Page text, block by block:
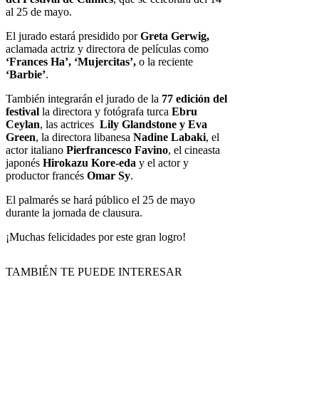
al 25 de mayo.
El jurado estará presidido porGreta Gerwig,
aclamada actriz y directora de películas como
‘Frances Ha’, ‘Mujercitas’, o la reciente
‘Barbie’.
También integrarán el jurado de la 77 edición del
festival la directora y fotógrafa turca Ebru
Ceylan, las actrices Lily Glandstone y Eva
Green, la directora libanesa Nadine Labaki, el
actor italiano Pierfrancesco Favino, el cineasta
japonés Hirokazu Kore-eda y el actor y
productor francés Omar Sy.
El palmarés se hará público el 25 de mayo
durante la jornada de clausura.
¡Muchas felicidades por este gran logro!
TAMBIÉN TE PUEDE INTERESAR